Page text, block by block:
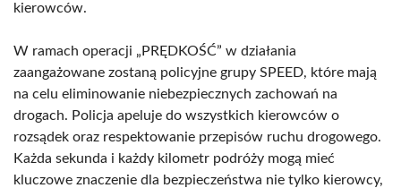
kierowców.
W ramach operacji „PRĘDKOŚĆ” w działania
zaangażowane zostaną policyjne grupy SPEED, które mają
na celu eliminowanie niebezpiecznych zachowań na
drogach. Policja apeluje do wszystkich kierowców o
rozsądek oraz respektowanie przepisów ruchu drogowego.
Każda sekunda i każdy kilometr podróży mogą mieć
kluczowe znaczenie dla bezpieczeństwa nie tylko kierowcy,